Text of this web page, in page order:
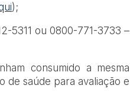
);
5311 ou 0800-771-3733 –
consumido a mesma
de saúde para avaliação e